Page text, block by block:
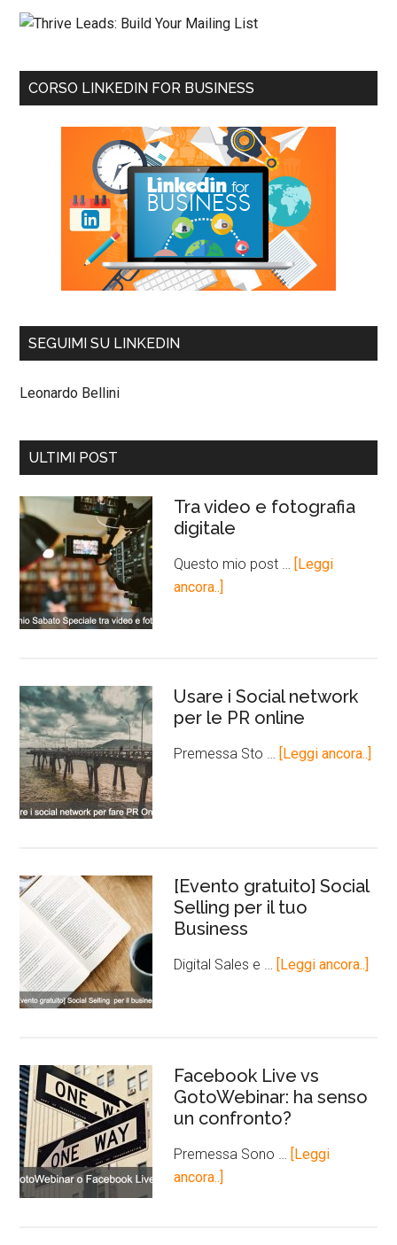
CORSO LINKEDIN FOR BUSINESS
SEGUIMI SU LINKEDIN
Leonardo Bellini
ULTIMI POST
Tra video e fotografia
digitale
Questo mio post …
[Leggi
ancora..]
Usare i Social network
per le PR online
Premessa Sto … [Leggi ancora..]
[Evento gratuito] Social
Selling per il tuo
Business
Digital Sales e … [Leggi ancora..]
Facebook Live vs
GotoWebinar: ha senso
un confronto?
Premessa Sono …
[Leggi
ancora..]